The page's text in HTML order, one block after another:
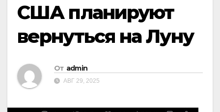
США планируют
вернуться на Луну
От admin
АВГ 29, 2025